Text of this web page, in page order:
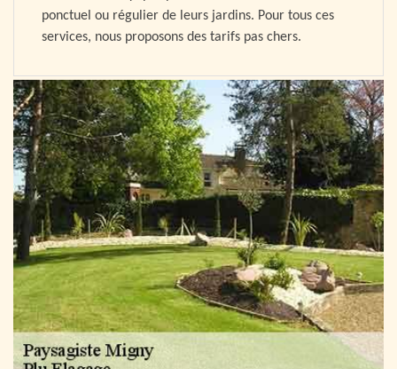
ponctuel ou régulier de leurs jardins. Pour tous ces
services, nous proposons des tarifs pas chers.